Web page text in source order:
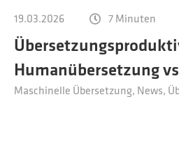
19.03.2026 7 Minuten
Humanübersetzung
Maschinelle Übersetzung News